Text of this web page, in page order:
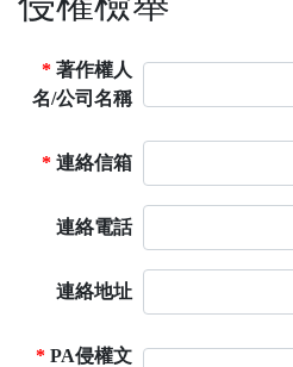
* 著作權人
名/公司名稱
* 連絡信箱
連絡電話
連絡地址
* PA侵權文